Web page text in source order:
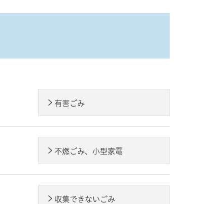
有害ごみ
不燃ごみ、小型家電
収集できないごみ